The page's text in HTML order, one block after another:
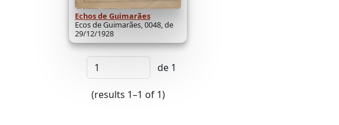
Echos de Guimarães
Ecos de Guimarães, 0048, de
29/12/1928
de 1
(results 1–1 of 1)